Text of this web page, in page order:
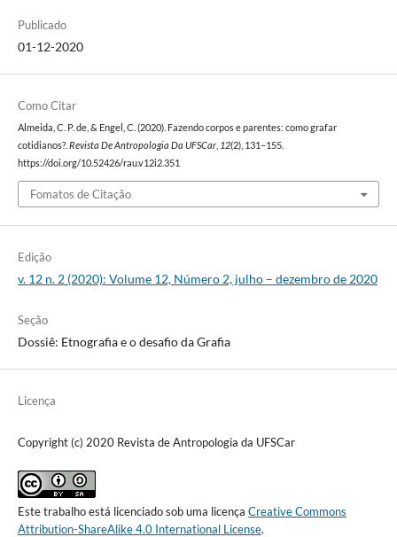
Publicado
01-12-2020
Como Citar
Almeida, C. P. de, & Engel, C. (2020). Fazendo corpos e parentes: como grafar
cotidianos?. Revista De Antropologia Da UFSCar, 12(2), 131–155.
https://doi.org/10.52426/rau.v12i2.351
Fomatos de Citação
Edição
v. 12 n. 2 (2020): Volume 12, Número 2, julho – dezembro de 2020
Seção
Dossiê: Etnografia e o desafio da Grafia
Licença
Copyright (c) 2020 Revista de Antropologia da UFSCar
Este trabalho está licenciado sob uma licença Creative Commons
Attribution-ShareAlike 4.0 International License.